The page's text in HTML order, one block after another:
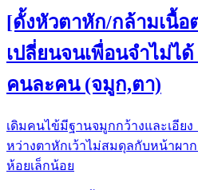
[ดั้งหัวตาหัก/กล้ามเนื้อ
เปลี่ยนจนเพื่อนจำไม่ไ
คนละคน (จมูก,ตา)
เดิม​คนไข้มีฐานจมูก​กว้าง​และเอีย
หว่างตาหักเว้าไม่สมดุลกับหน้าผ
ห้อยเล็กน้อย